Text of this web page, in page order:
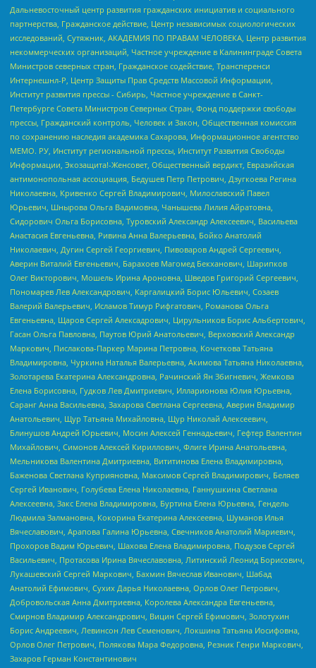
Дальневосточный центр развития гражданских инициатив и социального
партнерства, Гражданское действие, Центр независимых социологических
исследований, Сутяжник, АКАДЕМИЯ ПО ПРАВАМ ЧЕЛОВЕКА, Центр развития
некоммерческих организаций, Частное учреждение в Калининграде Совета
Министров северных стран, Гражданское содействие, Трансперенси
Интернешнл-Р, Центр Защиты Прав Средств Массовой Информации,
Институт развития прессы - Сибирь, Частное учреждение в Санкт-
Петербурге Совета Министров Северных Стран, Фонд поддержки свободы
прессы, Гражданский контроль, Человек и Закон, Общественная комиссия
по сохранению наследия академика Сахарова, Информационное агентство
МЕМО. РУ, Институт региональной прессы, Институт Развития Свободы
Информации, Экозащита!-Женсовет, Общественный вердикт, Евразийская
антимонопольная ассоциация, Бедушев Петр Петрович, Дзугкоева Регина
Николаевна, Кривенко Сергей Владимирович, Милославский Павел
Юрьевич, Шнырова Ольга Вадимовна, Чанышева Лилия Айратовна,
Сидорович Ольга Борисовна, Туровский Александр Алексеевич, Васильева
Анастасия Евгеньевна, Ривина Анна Валерьевна, Бойко Анатолий
Николаевич, Дугин Сергей Георгиевич, Пивоваров Андрей Сергеевич,
Аверин Виталий Евгеньевич, Барахоев Магомед Бекханович, Шарипков
Олег Викторович, Мошель Ирина Ароновна, Шведов Григорий Сергеевич,
Пономарев Лев Александрович, Каргалицкий Борис Юльевич, Созаев
Валерий Валерьевич, Исламов Тимур Рифгатович, Романова Ольга
Евгеньевна, Щаров Сергей Алексадрович, Цирульников Борис Альбертович,
Гасан Ольга Павловна, Паутов Юрий Анатольевич, Верховский Александр
Маркович, Пислакова-Паркер Марина Петровна, Кочеткова Татьяна
Владимировна, Чуркина Наталья Валерьевна, Акимова Татьяна Николаевна,
Золотарева Екатерина Александровна, Рачинский Ян Збигневич, Жемкова
Елена Борисовна, Гудков Лев Дмитриевич, Илларионова Юлия Юрьевна,
Саранг Анна Васильевна, Захарова Светлана Сергеевна, Аверин Владимир
Анатольевич, Щур Татьяна Михайловна, Щур Николай Алексеевич,
Блинушов Андрей Юрьевич, Мосин Алексей Геннадьевич, Гефтер Валентин
Михайлович, Симонов Алексей Кириллович, Флиге Ирина Анатольевна,
Мельникова Валентина Дмитриевна, Вититинова Елена Владимировна,
Баженова Светлана Куприяновна, Максимов Сергей Владимирович, Беляев
Сергей Иванович, Голубева Елена Николаевна, Ганнушкина Светлана
Алексеевна, Закс Елена Владимировна, Буртина Елена Юрьевна, Гендель
Людмила Залмановна, Кокорина Екатерина Алексеевна, Шуманов Илья
Вячеславович, Арапова Галина Юрьевна, Свечников Анатолий Мариевич,
Прохоров Вадим Юрьевич, Шахова Елена Владимировна, Подузов Сергей
Васильевич, Протасова Ирина Вячеславовна, Литинский Леонид Борисович,
Лукашевский Сергей Маркович, Бахмин Вячеслав Иванович, Шабад
Анатолий Ефимович, Сухих Дарья Николаевна, Орлов Олег Петрович,
Добровольская Анна Дмитриевна, Королева Александра Евгеньевна,
Смирнов Владимир Александрович, Вицин Сергей Ефимович, Золотухин
Борис Андреевич, Левинсон Лев Семенович, Локшина Татьяна Иосифовна,
Орлов Олег Петрович, Полякова Мара Федоровна, Резник Генри Маркович,
Захаров Герман Константинович